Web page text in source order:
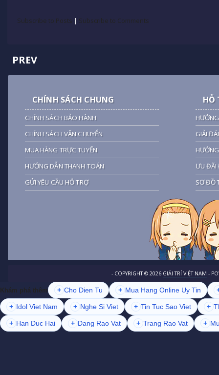
Subscribe to Posts | Subscribe to Comments
PREV
CHÍNH SÁCH CHUNG
CHÍNH SÁCH BẢO HÀNH
CHÍNH SÁCH VẬN CHUYỂN
MUA HÀNG TRỰC TUYẾN
HƯỚNG DẪN THANH TOÁN
GỬI YÊU CẦU HỖ TRỢ
HỖ
GIẢI
ƯU ĐÃI
SƠ ĐỒ
- COPYRIGHT © 2026 GIẢI TRÍ VIỆT NAM -
Khám phá thêm + Cho Dien Tu + Mua Hang Online Uy Tin
+ Idol Viet Nam + Nghe Si Viet + Tin Tuc Sao Viet +
+ Han Duc Hai + Dang Rao Vat + Trang Rao Vat +